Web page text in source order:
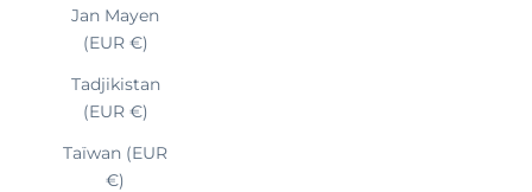
Jan Mayen
(EUR €)
Tadjikistan
(EUR €)
Taïwan (EUR
€)